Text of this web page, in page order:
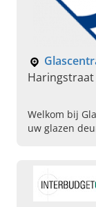
Haringstraat
Welkom bij
uw glazen